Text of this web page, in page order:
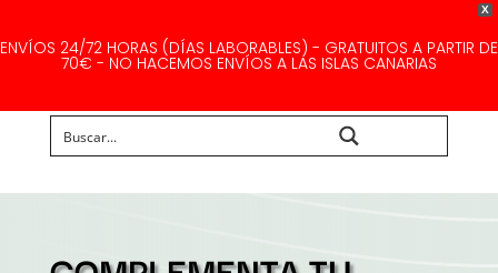
X
ENVÍOS 24/72 HORAS (DÍAS LABORABLES) - GRATUITOS A PARTIR DE
70€ - NO HACEMOS ENVÍOS A LAS ISLAS CANARIAS